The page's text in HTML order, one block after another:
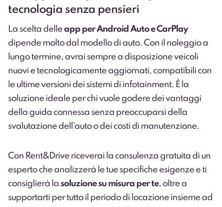
tecnologia senza pensieri
La scelta delleapp per Android Autoe CarPlay
dipende molto dal modello di auto. Con il noleggio a
lungo termine, avrai sempre a disposizione veicoli
nuovi e tecnologicamente aggiornati, compatibili con
le ultime versioni dei sistemi di infotainment. È la
soluzione ideale per chi vuole godere dei vantaggi
della guida connessa senza preoccuparsi della
svalutazione dell’auto o dei costi di manutenzione.
Con Rent&Drive riceverai la consulenza gratuita di un
esperto che analizzerà le tue specifiche esigenze e ti
consiglierà la soluzione su misura per te, oltre a
supportarti per tutto il periodo di locazione insieme ad